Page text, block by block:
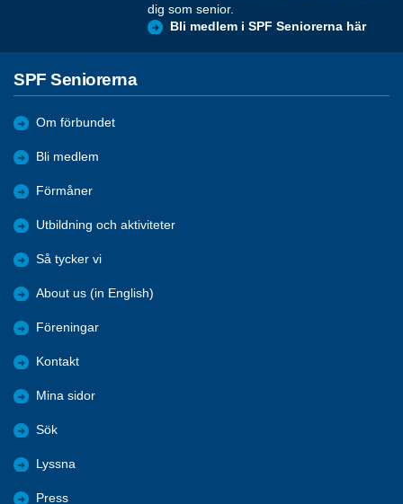
dig som senior.
Bli medlem i SPF Seniorerna här
SPF Seniorerna
Om förbundet
Bli medlem
Förmåner
Utbildning och aktiviteter
Så tycker vi
About us (in English)
Föreningar
Kontakt
Mina sidor
Sök
Lyssna
Press